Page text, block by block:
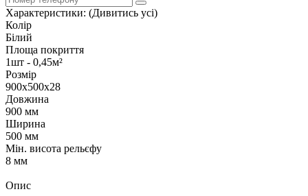
Характеристики: (Дивитись усі)
Колір
Білий
Площа покриття
1шт - 0,45м²
Розмір
900x500x28
Довжина
900 мм
Ширина
500 мм
Мін. висота рельєфу
8 мм
Опис